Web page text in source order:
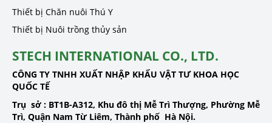
Thiết bị Chăn nuôi Thú Y
Thiết bị Nuôi trồng thủy sản
STECH INTERNATIONAL CO., LTD.
CÔNG TY TNHH XUẤT NHẬP KHẨU VẬT TƯ KHOA HỌC
QUỐC TẾ
Trụ sở : BT1B-A312, Khu đô thị Mễ Trì Thượng, Phường Mễ
Trì, Quận Nam Từ Liêm, Thành phố Hà Nội.